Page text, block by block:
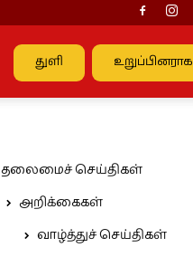
துளி உறுப்பினராக
தலைமைச் செய்திகள்
அறிக்கைகள்
வாழ்த்துச் செய்திகள்